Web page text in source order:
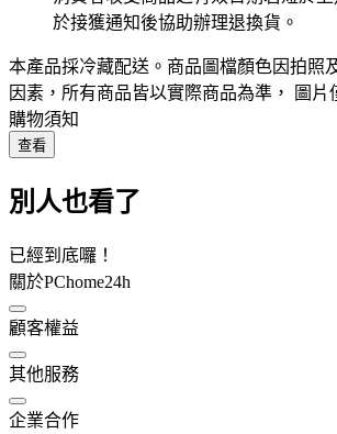
於接獲通知後協助辦理退換貨。
本產品採冷藏配送。商品圖檔顏色因拍照
因素，所有商品皆以實際商品為準， 圖片
購物須知
查看
別人也看了
已經到底囉！
關於PChome24h
顧客權益
其他服務
企業合作